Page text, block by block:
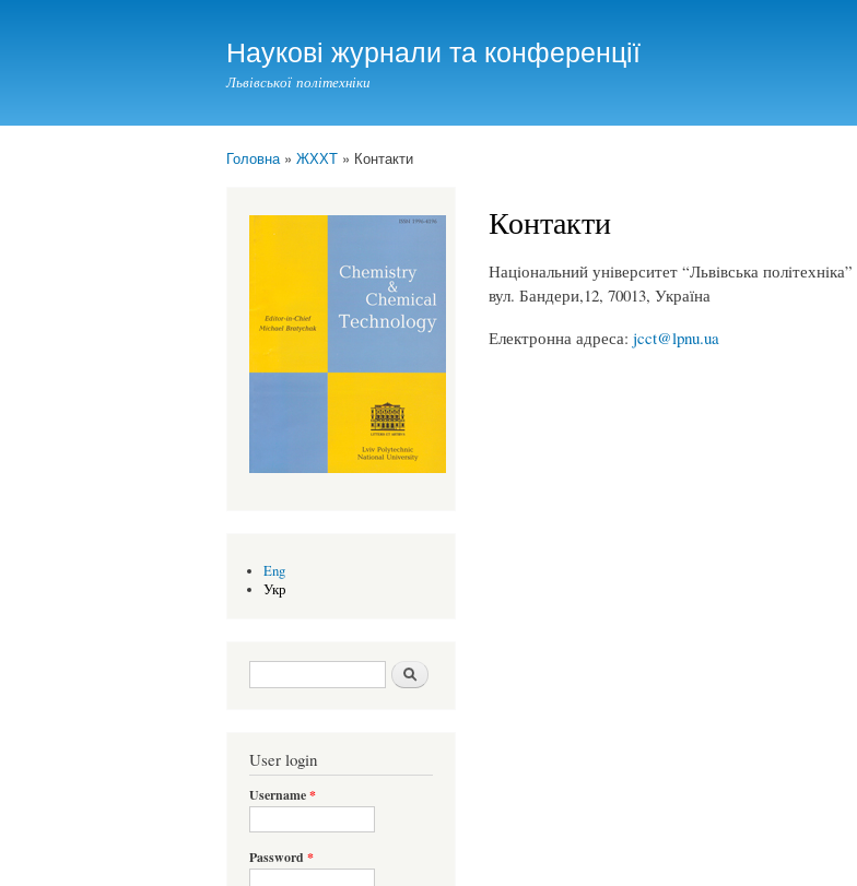
Наукові журнали та конференції
Львівської політехніки
Головна» ЖХХТ » Контакти
Eng
Укр
Search form Шукати
User login
Username*
Password *
Контакти
Нацiональний унiверситет “Львiвська полiтехнiка”
вул. Бандери,12, 70013, Україна
Електронна адреса: jcct@lpnu.ua